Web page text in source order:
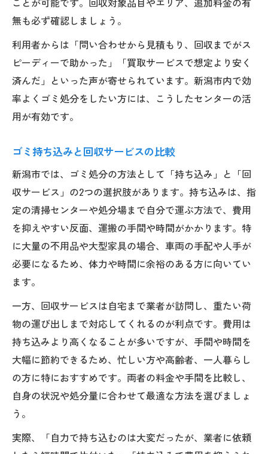
無も必ず確認しましょう。
利用者からは「問い合わせから見積もり、回収までがス
ピーディーで助かった」「買取サービスで想定より安く
済んだ」といった声が寄せられています。新潟市内で効
率よくゴミ処分をしたい方には、こうしたセンターの活
用が有効です。
ゴミ持ち込みと回収サービスの比較
新潟市では、ゴミ処分の方法として「持ち込み」と「回
収サービス」の2つの選択肢があります。持ち込みは、指
定の清掃センターや処分場まで自分で運ぶ方法で、費用
を抑えやすい反面、運搬の手間や時間がかかります。特
に大量の不用品や大型家具の場合、車両の手配や人手が
必要になるため、体力や時間に余裕のある方に向いてい
ます。
一方、回収サービスは自宅まで業者が訪問し、重たい荷
物の運び出しまで対応してくれるのが利点です。費用は
持ち込みより高くなることが多いですが、手間や時間を
大幅に節約できるため、忙しい方や高齢者、一人暮らし
の方に特におすすめです。両者の料金や手間を比較し、
自身の状況や処分量に合わせて最適な方法を選びましょ
う。
実際、「自力で持ち込むのは大変だったが、業者に依頼